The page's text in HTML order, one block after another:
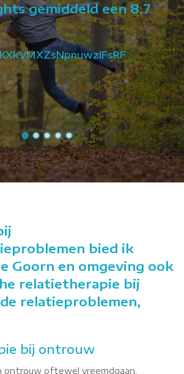
gemiddeld een 8.7
bied ik
Goorn en omgeving ook
relatietherapie bij
relatieproblemen,
bij ontrouw
ontrouw oftewel vreemdgaan,